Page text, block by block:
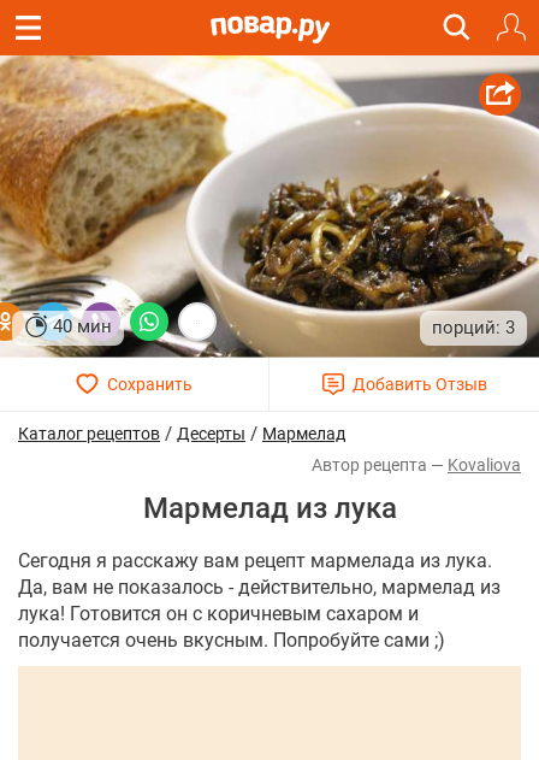
40 мин 3
Каталог рецептов / Десерты / Мармелад
Kovaliova
Мармелад из лука
Сегодня я расскажу вам рецепт мармелада из лука.
Да, вам не показалось - действительно, мармелад из
лука! Готовится он с коричневым сахаром и
получается очень вкусным. Попробуйте сами ;)